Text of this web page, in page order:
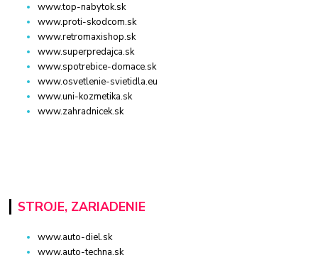
www.top-nabytok.sk
www.proti-skodcom.sk
www.retromaxishop.sk
www.superpredajca.sk
www.spotrebice-domace.sk
www.osvetlenie-svietidla.eu
www.uni-kozmetika.sk
www.zahradnicek.sk
STROJE, ZARIADENIE
www.auto-diel.sk
www.auto-techna.sk